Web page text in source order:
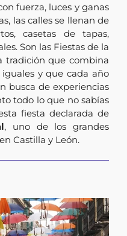
fuerza, luces y ganas
las calles se llenan de
casetas de tapas,
Son las Fiestas de la
tradición que combina
y que cada año
busca de experiencias
todo lo que no sabías
fiesta declarada de
, uno de los grandes
Castilla y León.